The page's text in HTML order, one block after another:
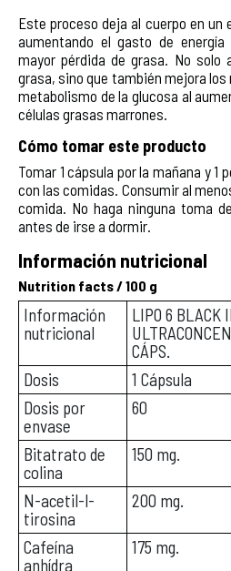
Este proceso deja al cuerpo en un
aumentando el gasto de
mayor pérdida de grasa. No solo
grasa, sino que también mejora los
metabolismo de la glucosa al
células grasas marrones.
Cómo tomar este producto
Tomar 1 cápsula por la mañana y 1
con las comidas. Consumir al
comida. No haga ninguna toma
antes de irse a dormir.
Información nutricional
Nutrition facts / 100 g
Información
nutricional
LIPO 6 BLACK
CÁPS.
Dosis
1 Cápsula
Dosis por
envase
60
Bitatrato de
colina
150 mg.
N-acetil-l-
tirosina
200 mg.
Cafeína
anhídra
175 mg.